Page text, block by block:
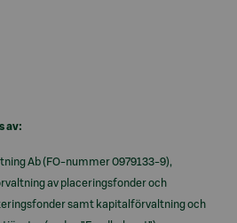
av:
Ab (FO-nummer 0979133-9),
av placeringsfonder och
samt kapitalförvaltning och